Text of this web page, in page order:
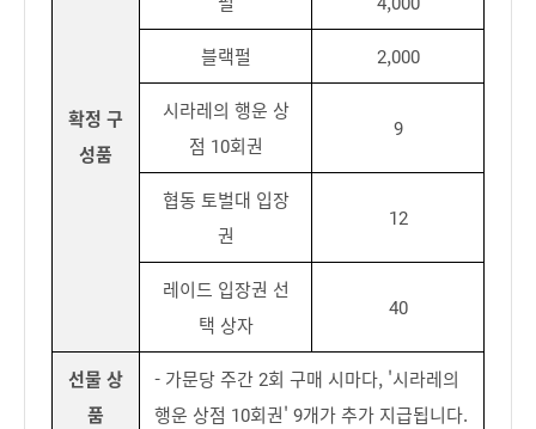
확정 구
성품
블랙펄 2,000
시라레의 행운 상
점 10회권
9
협동 토벌대 입장
권
12
레이드 입장권 선
택 상자
40
선물 상
품
- 가문당 주간 2회 구매 시마다, '시라레의
행운 상점 10회권' 9개가 추가 지급됩니다.